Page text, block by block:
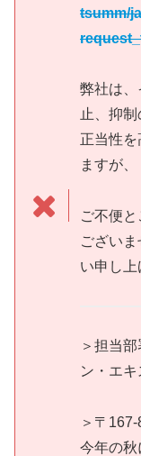
tsumm/
弊社は、
止、抑制
正当性
ますが、
ご不便
ござい
い申し上
＞担当
ン・エ
＞〒
今年の秋